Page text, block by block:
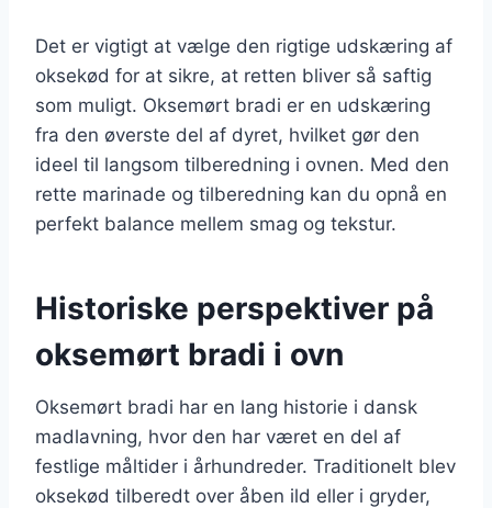
Det er vigtigt at vælge den rigtige udskæring af
oksekød for at sikre, at retten bliver så saftig
som muligt. Oksemørt bradi er en udskæring
fra den øverste del af dyret, hvilket gør den
ideel til langsom tilberedning i ovnen. Med den
rette marinade og tilberedning kan du opnå en
perfekt balance mellem smag og tekstur.
Historiske perspektiver på
oksemørt bradi i ovn
Oksemørt bradi har en lang historie i dansk
madlavning, hvor den har været en del af
festlige måltider i århundreder. Traditionelt blev
oksekød tilberedt over åben ild eller i gryder,